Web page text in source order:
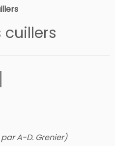
cuillers
A-D. Grenier)